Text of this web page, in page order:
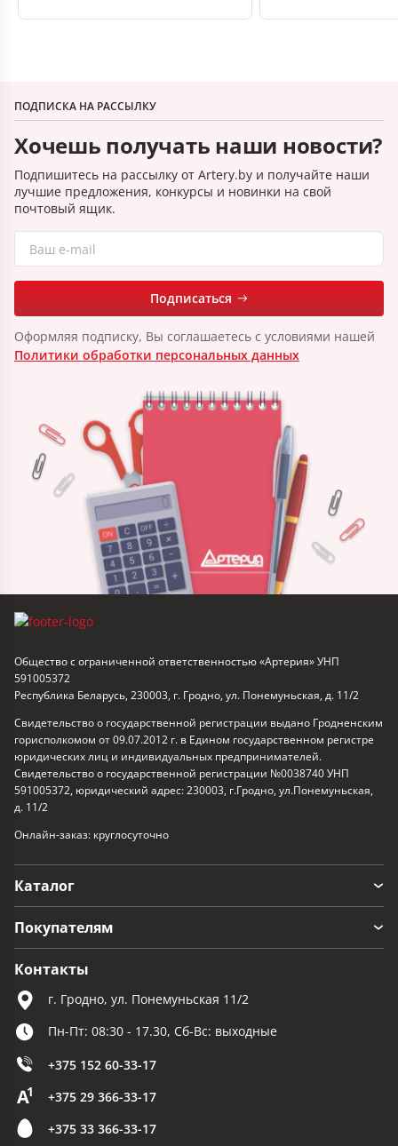
ПОДПИСКА НА РАССЫЛКУ
Хочешь получать наши новости?
Подпишитесь на рассылку от Artery.by и получайте наши
лучшие предложения, конкурсы и новинки на свой
почтовый ящик.
Подписаться
Оформляя подписку, Вы соглашаетесь с условиями нашей
Политики обработки персональных данных
Общество с ограниченной ответственностью «Артерия» УНП
591005372
Республика Беларусь, 230003, г. Гродно, ул. Понемуньская, д. 11/2
Свидетельство о государственной регистрации выдано Гродненским
горисполкомом от 09.07.2012 г. в Едином государственном регистре
юридических лиц и индивидуальных предпринимателей.
Свидетельство о государственной регистрации №0038740 УНП
591005372, юридический адрес: 230003, г.Гродно, ул.Понемуньская,
д. 11/2
Онлайн-заказ: круглосуточно
Каталог
Покупателям
Контакты
г. Гродно, ул. Понемуньская 11/2
Пн-Пт: 08:30 - 17.30, Сб-Вс: выходные
+375 152 60-33-17
+375 29 366-33-17
+375 33 366-33-17